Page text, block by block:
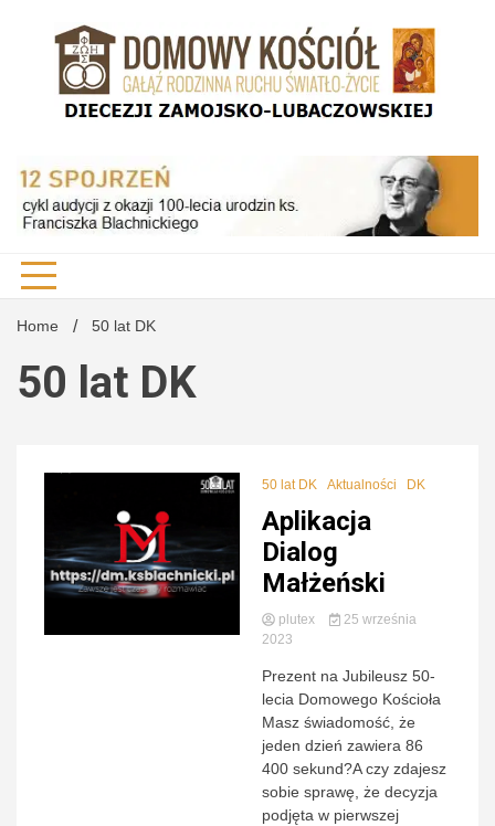
Home 50 lat DK
50 lat DK
50 lat DK Aktualności DK
Aplikacja
Dialog
Małżeński
plutex
25 września
2023
Prezent na Jubileusz 50-
lecia Domowego Kościoła
Masz świadomość, że
jeden dzień zawiera 86
400 sekund?A czy zdajesz
sobie sprawę, że decyzja
podjęta w pierwszej